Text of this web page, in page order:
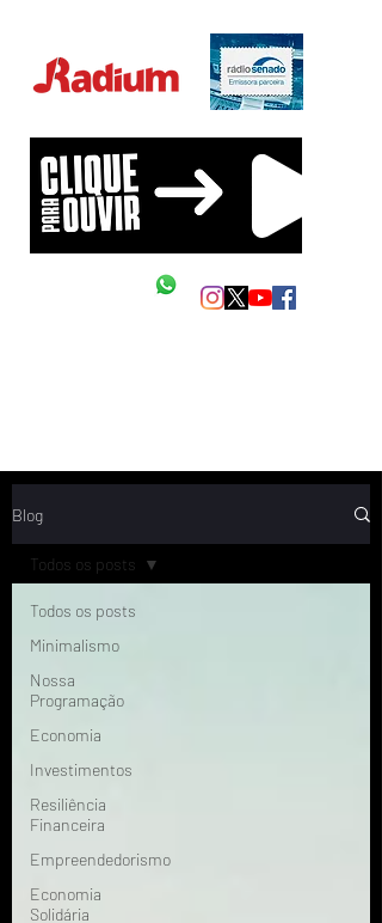
Blog
Todos os posts
Minimalismo
Nossa
Programação
Economia
Investimentos
Resiliência
Financeira
Empreendedorismo
Economia
Solidária
Todos os posts